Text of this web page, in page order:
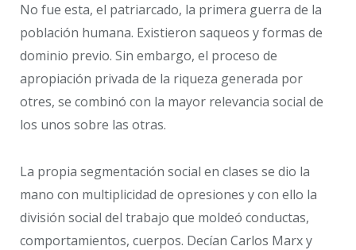
No fue esta, el patriarcado, la primera guerra de la
población humana. Existieron saqueos y formas de
dominio previo. Sin embargo, el proceso de
apropiación privada de la riqueza generada por
otres, se combinó con la mayor relevancia social de
los unos sobre las otras.
La propia segmentación social en clases se dio la
mano con multiplicidad de opresiones y con ello la
división social del trabajo que moldeó conductas,
comportamientos, cuerpos. Decían Carlos Marx y